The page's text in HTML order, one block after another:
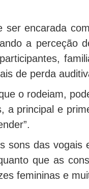
ser encarada
a perceção
de perda
o rodeiam,
a principal e
sons das
que as
femininas e